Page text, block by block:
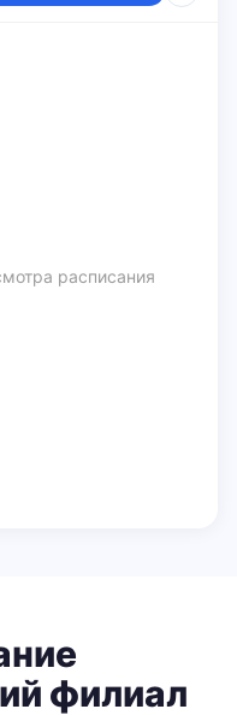
расписания
филиал